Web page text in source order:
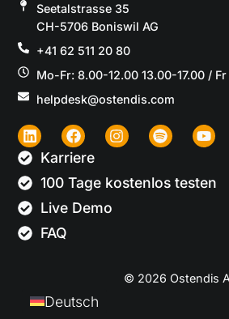
Seetalstrasse 35
CH-5706 Boniswil AG
+41 62 511 20 80
Mo-Fr: 8.00-12.00 13.00-17.00 /
helpdesk@ostendis.com
Karriere
100 Tage kostenlos testen
Live Demo
FAQ
© 2026 Ostendis
Deutsch